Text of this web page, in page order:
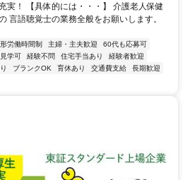
実！ 【具体的には・・・】 介護老人保健
言語聴覚士の業務全般をお願いします。
労働時間制 主婦・主夫歓迎
60代も応募可
学可 経験不問 住宅手当あり
経験者歓迎
ブランクOK 育休あり 交通費支給
長期歓迎